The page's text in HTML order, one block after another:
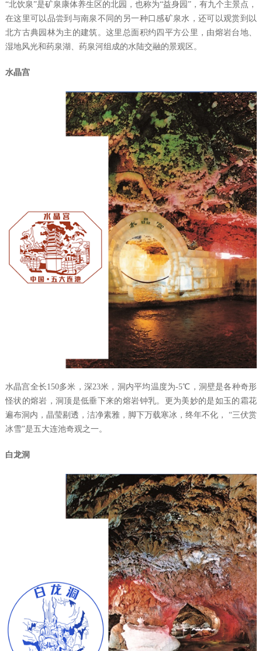
“北饮泉”是矿泉康体养生区的北园，也称为“益身园” ，有九个主景点，
在这里可以品尝到与南泉不同的另一种口感矿泉水，还可以观赏到以
北方古典园林为主的建筑。这里总面积约四平方公里，由熔岩台地、
湿地风光和药泉湖、药泉河组成的水陆交融的景观区。
水晶宫
水晶宫全长150多米，深23米，洞内平均温度为-5℃ ，洞壁是各种奇形
怪状的熔岩，洞顶是低垂下来的熔岩钟乳。更为美妙的是如玉的霜花
遍布洞内，晶莹剔透，洁净素雅，脚下万载寒冰，终年不化，“三伏赏
冰雪”是五大连池奇观之一。
白龙洞